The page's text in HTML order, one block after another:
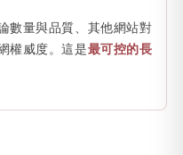
數量與品質、其他網站對
權威度。這是最可控的長